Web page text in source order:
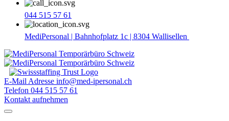
044 515 57 61
MediPersonal | Bahnhofplatz 1c | 8304 Wallisellen
E-Mail Adresse info@med-ipersonal.ch
Telefon 044 515 57 61
Kontakt aufnehmen